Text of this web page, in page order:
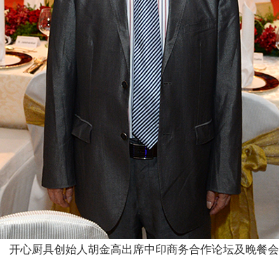
开心厨具创始人胡金高出席中印商务合作论坛及晚餐会